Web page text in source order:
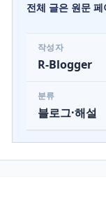
전체 글은 원문
작성자
R-Blogger
분류
블로그·해설